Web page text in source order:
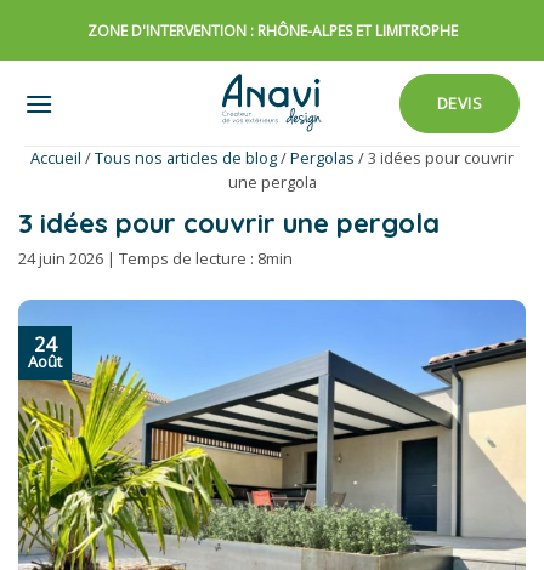
ZONE D'INTERVENTION : RHÔNE-ALPES ET LIMITROPHE
DEVIS
Accueil /Tous nos articles de blog/Pergolas /3 idées pour couvrir
une pergola
3 idées pour couvrir une pergola
24 juin 2026 | Temps de lecture : 8min
24
Août